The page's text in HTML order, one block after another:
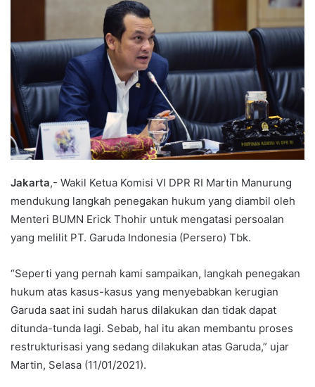
Jakarta,- Wakil Ketua Komisi VI DPR RI Martin Manurung
mendukung langkah penegakan hukum yang diambil oleh
Menteri BUMN Erick Thohir untuk mengatasi persoalan
yang melilit PT. Garuda Indonesia (Persero) Tbk.
“Seperti yang pernah kami sampaikan, langkah penegakan
hukum atas kasus-kasus yang menyebabkan kerugian
Garuda saat ini sudah harus dilakukan dan tidak dapat
ditunda-tunda lagi. Sebab, hal itu akan membantu proses
restrukturisasi yang sedang dilakukan atas Garuda,” ujar
Martin, Selasa (11/01/2021).